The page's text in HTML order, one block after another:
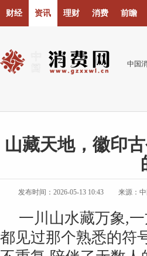
财经 资讯 理财 消费 前瞻
中国
山藏天地，徽印
发布时间：2026-05-13 10:43 来源：
一川山水藏万象,
都见过那个熟悉的符